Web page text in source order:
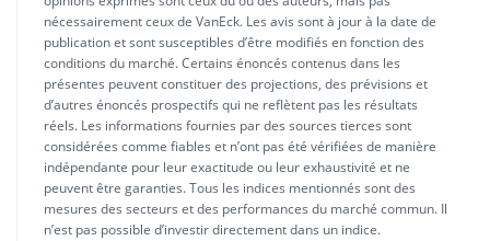
nécessairement ceux de VanEck. Les avis sont à jour à la date de
publication et sont susceptibles d’être modifiés en fonction des
conditions du marché. Certains énoncés contenus dans les
présentes peuvent constituer des projections, des prévisions et
d’autres énoncés prospectifs qui ne reflètent pas les résultats
réels. Les informations fournies par des sources tierces sont
considérées comme fiables et n’ont pas été vérifiées de manière
indépendante pour leur exactitude ou leur exhaustivité et ne
peuvent être garanties. Tous les indices mentionnés sont des
mesures des secteurs et des performances du marché commun. Il
n’est pas possible d’investir directement dans un indice.